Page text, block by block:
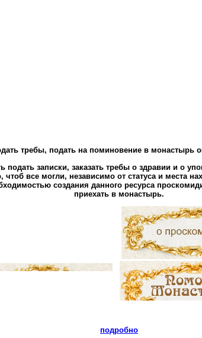
требы, подать на поминовение в
записки, заказать требы о здравии и о
все могли, независимо от статуса и места
создания данного ресурса
приехать в монастырь.
подробно